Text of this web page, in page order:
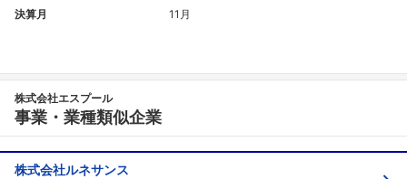
決算月 11月
株式会社エスプール
事業・業種類似企業
株式会社ルネサンス